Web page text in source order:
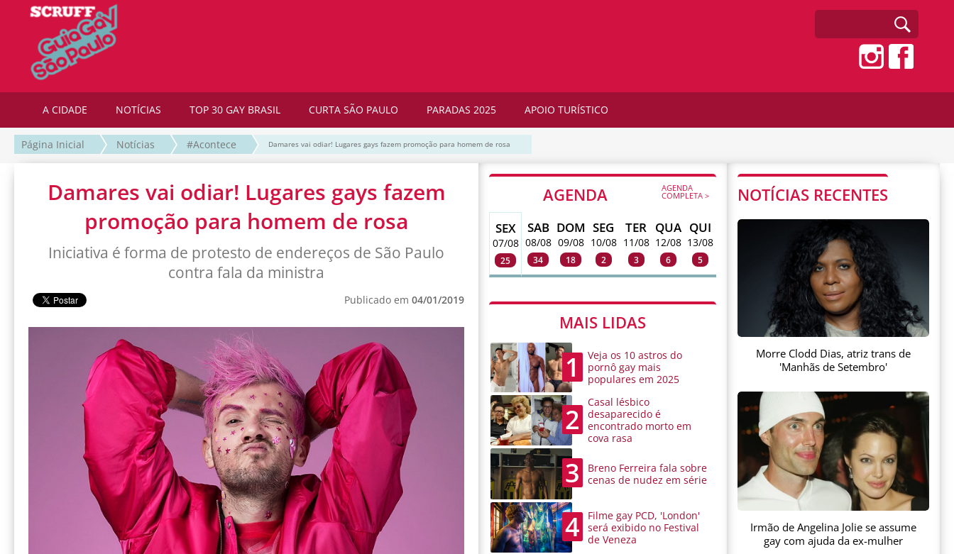
A CIDADE NOTÍCIAS TOP 30 GAY BRASIL CURTA SÃO PAULO PARADAS 2025 APOIO TURÍSTICO
Página Inicial Notícias #Acontece Damares vai odiar! Lugares gays fazem promoção para homem de rosa
Damares vai odiar! Lugares gays fazem
promoção para homem de rosa
Iniciativa é forma de protesto de endereços de São Paulo
contra fala da ministra
Publicado em 04/01/2019
AGENDA AGENDA
COMPLETA >
SEX
07/08
25
SAB
08/08
34
DOM
09/08
18
SEG
10/08
2
TER
11/08
3
QUA
12/08
6
QUI
13/08
5
MAIS LIDAS
1
Veja os 10 astros do
pornô gay mais
populares em 2025
2
Casal lésbico
desaparecido é
encontrado morto em
cova rasa
3
Breno Ferreira fala sobre
cenas de nudez em série
4
Filme gay PCD, 'London'
será exibido no Festival
de Veneza
NOTÍCIAS RECENTES
Morre Clodd Dias, atriz trans de
'Manhãs de Setembro'
Irmão de Angelina Jolie se assume
gay com ajuda da ex-mulher